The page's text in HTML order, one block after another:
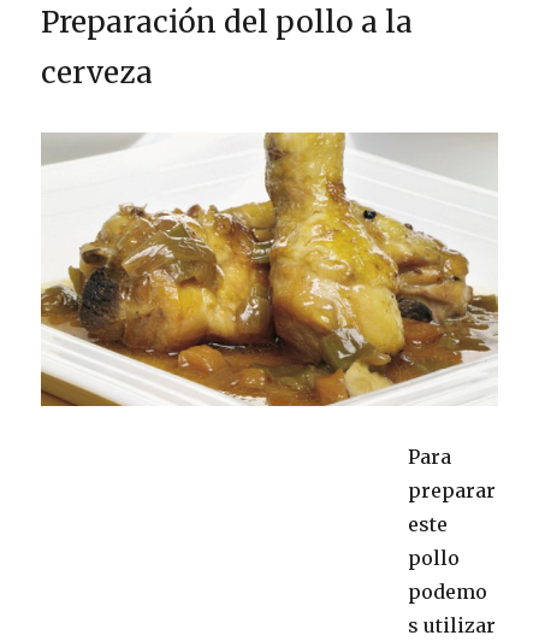
Preparación del pollo a la
cerveza
Para
preparar
este
pollo
podemo
s utilizar